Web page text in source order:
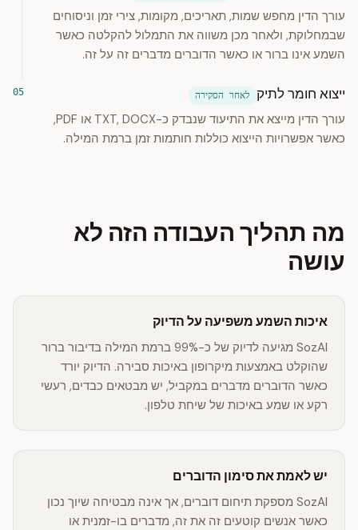
עורך הדין מחפש שמות, תאריכים, מקומות, צירי זמן וניסוחים
שבמחלוקת, ולאחר מכן משווה את התמלול להקלטה כאשר
השמע אינו ברור או כאשר הדוברים מדברים זה על זה.
ייצוא חומר לתיק לאחר הסקירה
עורך הדין מייצא את התיעוד שנבדק כ-TXT, DOCX או PDF,
כאשר אפשרויות הייצוא כוללות חותמות זמן ברמת המילה.
מה תהליך העבודה הזה לא
עושה
איכות השמע משפיעה על הדיוק
SozAI מגיעה לדיוק של כ-99% ברמת המילה בדיבור ברור
שהוקלט באמצעות מיקרופון באיכות סבירה. הדיוק יורד
כאשר הדוברים מדברים במקביל, יש מבטאים כבדים, רעשי
רקע או שמע באיכות של שיחת טלפון.
יש לאמת את סימון הדוברים
SozAI מספקת תיחום דוברים, אך אינה מבטיחה שיוך נכון
כאשר אנשים קוטעים זה את זה, מדברים בו-זמנית או